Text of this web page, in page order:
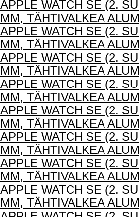
APPLE WATCH SE (2.
MM, TÄHTIVALKEA
APPLE WATCH SE (2.
MM, TÄHTIVALKEA
APPLE WATCH SE (2.
MM, TÄHTIVALKEA
APPLE WATCH SE (2.
MM, TÄHTIVALKEA
APPLE WATCH SE (2.
MM, TÄHTIVALKEA
APPLE WATCH SE (2.
MM, TÄHTIVALKEA
APPLE WATCH SE (2.
MM, TÄHTIVALKEA
APPLE WATCH SE (2.
MM, TÄHTIVALKEA